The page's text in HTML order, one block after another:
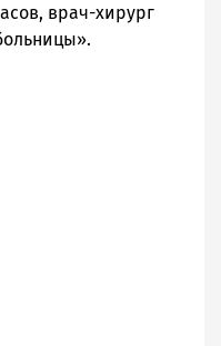
врач-хирург